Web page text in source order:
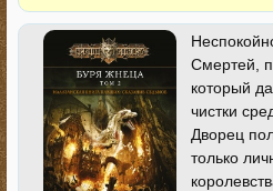
Смертей,
который
чистки
Дворец
только